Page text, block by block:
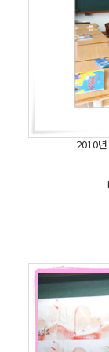
2010